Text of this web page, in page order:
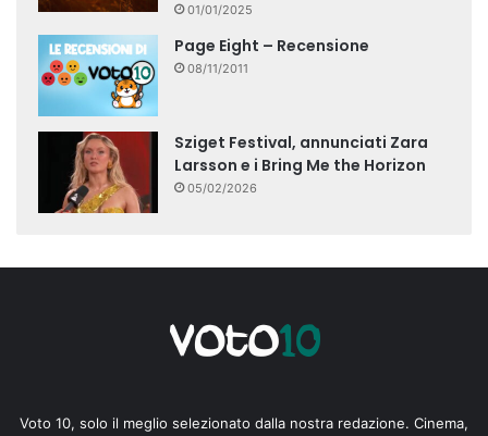
01/01/2025
Page Eight – Recensione
08/11/2011
Sziget Festival, annunciati Zara
Larsson e i Bring Me the Horizon
05/02/2026
Voto 10, solo il meglio selezionato dalla nostra redazione. Cinema,